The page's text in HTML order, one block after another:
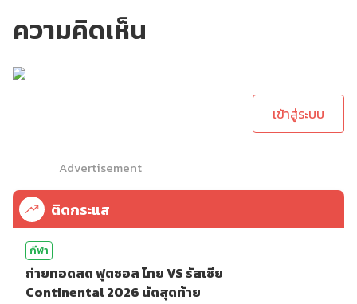
ความคิดเห็น
เข้าสู่ระบบ
Advertisement
ติดกระแส
กีฬา
ถ่ายทอดสด ฟุตซอล ไทย VS รัสเซีย
Continental 2026 นัดสุดท้าย